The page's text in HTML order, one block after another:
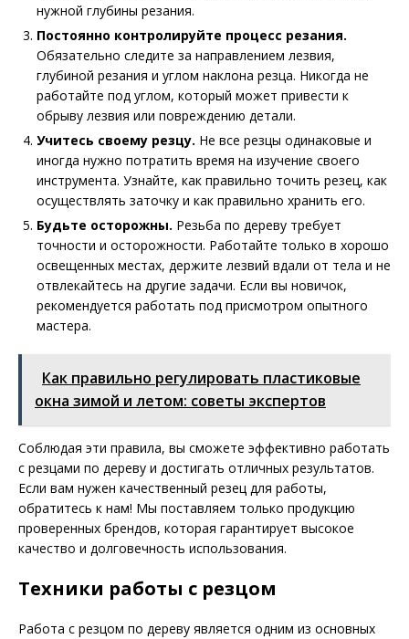
нужной глубины резания.
Постоянно контролируйте процесс резания.
Обязательно следите за направлением лезвия,
глубиной резания и углом наклона резца. Никогда не
работайте под углом, который может привести к
обрыву лезвия или повреждению детали.
Учитесь своему резцу. Не все резцы одинаковые и
иногда нужно потратить время на изучение своего
инструмента. Узнайте, как правильно точить резец, как
осуществлять заточку и как правильно хранить его.
Будьте осторожны. Резьба по дереву требует
точности и осторожности. Работайте только в хорошо
освещенных местах, держите лезвий вдали от тела и не
отвлекайтесь на другие задачи. Если вы новичок,
рекомендуется работать под присмотром опытного
мастера.
Как правильно регулировать пластиковые
окна зимой и летом: советы экспертов
Соблюдая эти правила, вы сможете эффективно работать
с резцами по дереву и достигать отличных результатов.
Если вам нужен качественный резец для работы,
обратитесь к нам! Мы поставляем только продукцию
проверенных брендов, которая гарантирует высокое
качество и долговечность использования.
Техники работы с резцом
Работа с резцом по дереву является одним из основных